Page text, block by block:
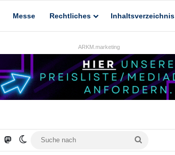
Messe Rechtliches Inhaltsverzeichnis
ARKM.marketing
YouTubeMastodonSkin umschalten